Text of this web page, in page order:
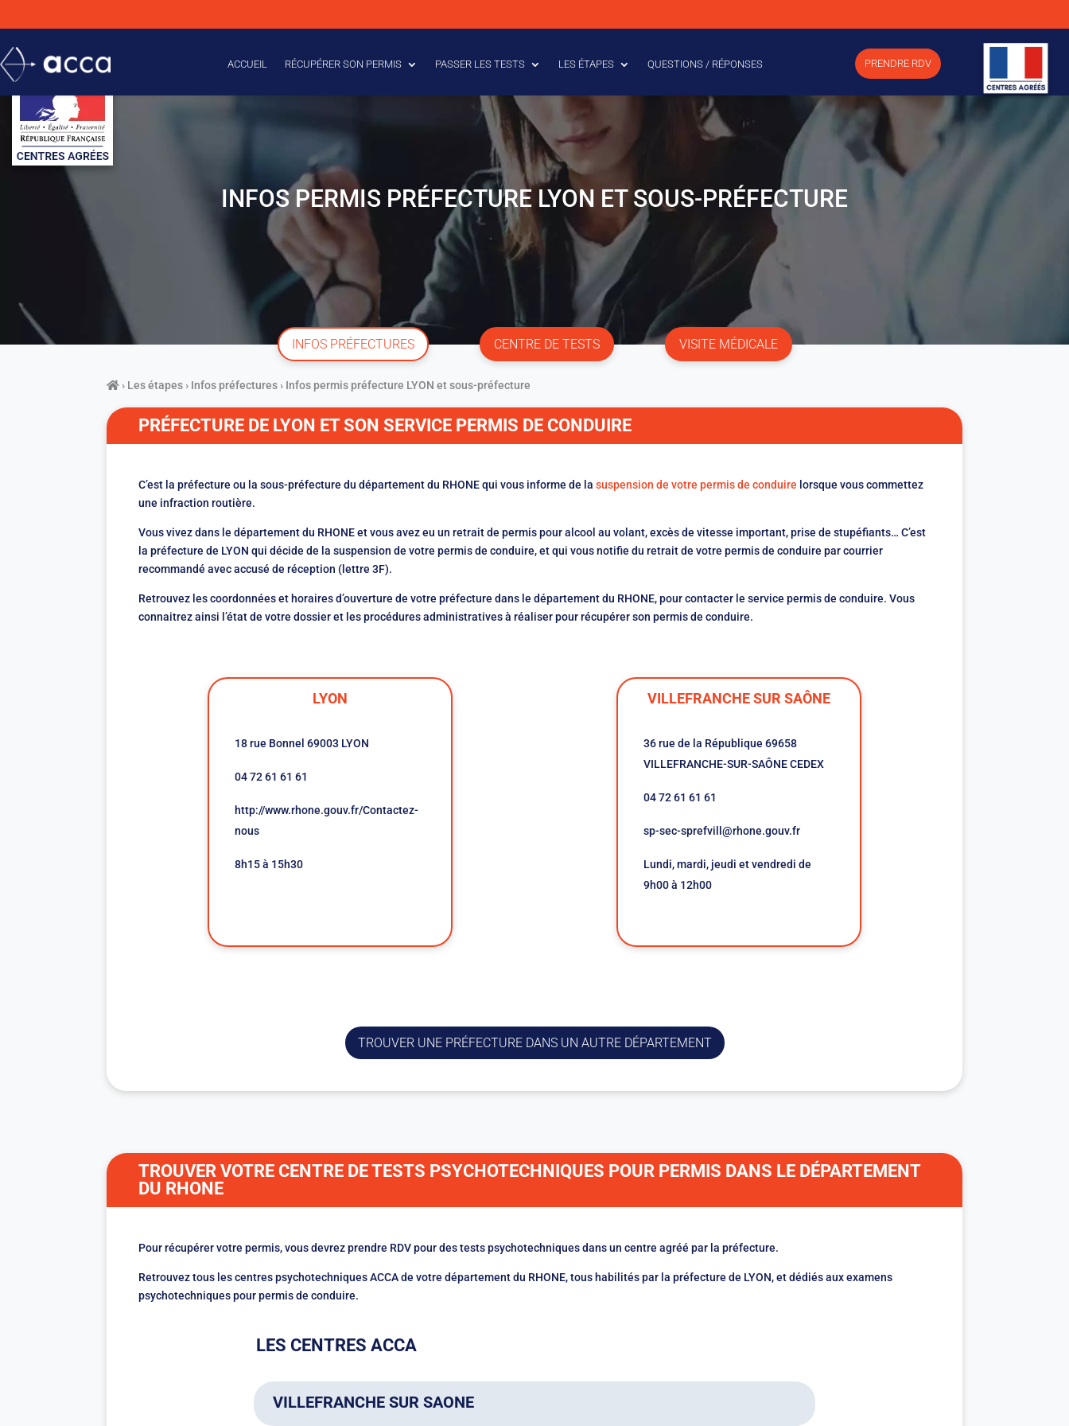
ACCUEIL RÉCUPÉRER SON PERMIS PASSER LES TESTS LES ÉTAPES QUESTIONS / RÉPONSES PRENDRE RDV
INFOS PERMIS PRÉFECTURE LYON ET SOUS-PRÉFECTURE
INFOS PRÉFECTURES CENTRE DE TESTS VISITE MÉDICALE
› Les étapes › Infos préfectures › Infos permis préfecture LYON et sous-préfecture
PRÉFECTURE DE LYON ET SON SERVICE PERMIS DE CONDUIRE
C’est la préfecture ou la sous-préfecture du département du RHONE qui vous informe de lasuspension de votre permis de conduire lorsque vous commettez
une infraction routière.
Vous vivez dans le département du RHONE et vous avez eu un retrait de permis pour alcool au volant, excès de vitesse important, prise de stupéfiants… C’est
la préfecture de LYON qui décide de la suspension de votre permis de conduire, et qui vous notifie du retrait de votre permis de conduire par courrier
recommandé avec accusé de réception (lettre 3F).
Retrouvez les coordonnées et horaires d’ouverture de votre préfecture dans le département du RHONE, pour contacter le service permis de conduire. Vous
connaitrez ainsi l’état de votre dossier et les procédures administratives à réaliser pour récupérer son permis de conduire.
LYON
18 rue Bonnel 69003 LYON
04 72 61 61 61
http://www.rhone.gouv.fr/Contactez-
nous
8h15 à 15h30
VILLEFRANCHE SUR SAÔNE
36 rue de la République 69658
VILLEFRANCHE-SUR-SAÔNE CEDEX
04 72 61 61 61
sp-sec-sprefvill@rhone.gouv.fr
Lundi, mardi, jeudi et vendredi de
9h00 à 12h00
TROUVER UNE PRÉFECTURE DANS UN AUTRE DÉPARTEMENT
TROUVER VOTRE CENTRE DE TESTS PSYCHOTECHNIQUES POUR PERMIS DANS LE DÉPARTEMENT
DU RHONE
Pour récupérer votre permis, vous devrez prendre RDV pour des tests psychotechniques dans un centre agréé par la préfecture.
Retrouvez tous les centres psychotechniques ACCA de votre département du RHONE, tous habilités par la préfecture de LYON, et dédiés aux examens
psychotechniques pour permis de conduire.
LES CENTRES ACCA
VILLEFRANCHE SUR SAONE